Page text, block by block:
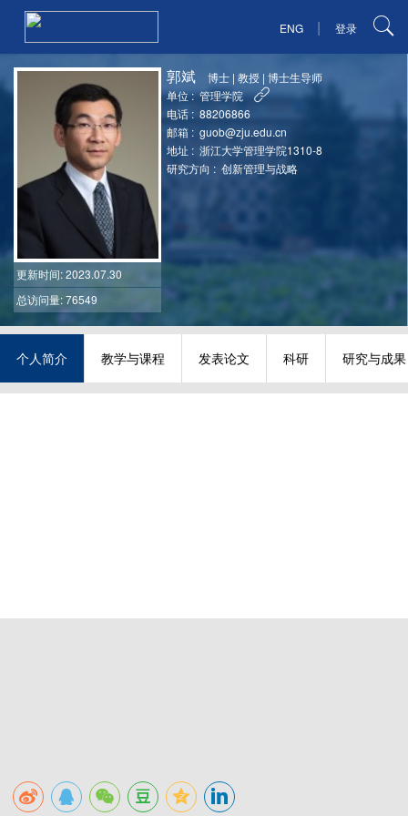
ENG | 登录
更新时间: 2023.07.30
总访问量: 76549
郭斌 博士 |教授 |博士生导师
单位 : 管理学院
电话 : 88206866
邮箱 : guob@zju.edu.cn
地址 : 浙江大学管理学院1310-8
研究方向 : 创新管理与战略
个人简介 教学与课程 发表论文 科研 研究与成果